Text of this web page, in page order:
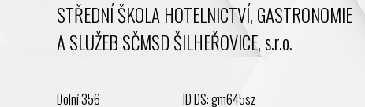
STŘEDNÍ ŠKOLA HOTELNICTVÍ, GASTRONOMIE
A SLUŽEB SČMSD ŠILHEŘOVICE, s.r.o.
Dolní 356 ID DS: gm645sz